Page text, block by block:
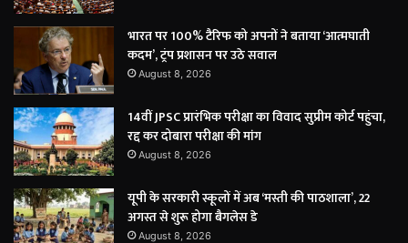
भारत पर 100% टैरिफ को अपनों ने बताया ‘आत्मघाती
कदम’, ट्रंप प्रशासन पर उठे सवाल
August 8, 2026
14वीं JPSC प्रारंभिक परीक्षा का विवाद सुप्रीम कोर्ट पहुंचा,
रद्द कर दोबारा परीक्षा की मांग
August 8, 2026
यूपी के सरकारी स्कूलों में अब ‘मस्ती की पाठशाला’, 22
अगस्त से शुरू होगा बैगलेस डे
August 8, 2026